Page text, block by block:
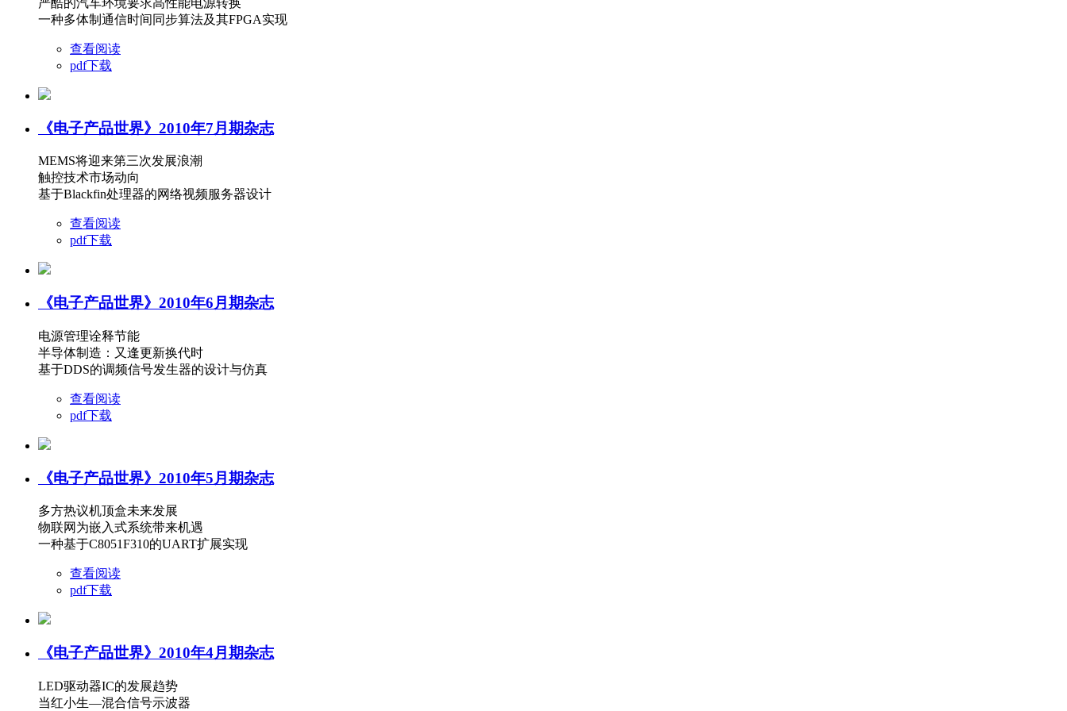
严酷的汽车环境要求高性能电源转换
一种多体制通信时间同步算法及其FPGA实现
查看阅读
pdf下载
《电子产品世界》2010年7月期杂志
MEMS将迎来第三次发展浪潮
触控技术市场动向
基于Blackfin处理器的网络视频服务器设计
查看阅读
pdf下载
《电子产品世界》2010年6月期杂志
电源管理诠释节能
半导体制造：又逢更新换代时
基于DDS的调频信号发生器的设计与仿真
查看阅读
pdf下载
《电子产品世界》2010年5月期杂志
多方热议机顶盒未来发展
物联网为嵌入式系统带来机遇
一种基于C8051F310的UART扩展实现
查看阅读
pdf下载
《电子产品世界》2010年4月期杂志
LED驱动器IC的发展趋势
当红小生—混合信号示波器